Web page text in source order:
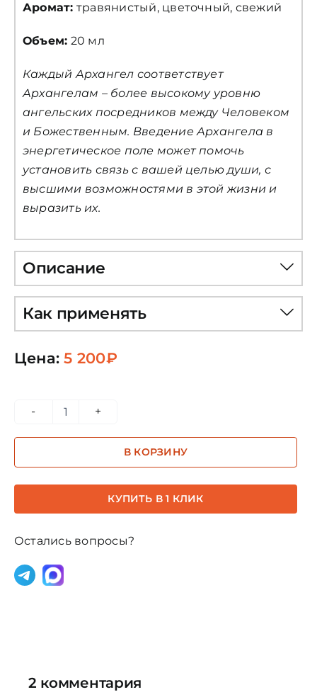
Аромат: травянистый, цветочный, свежий
Объем: 20 мл
Каждый Архангел соответствует
Архангелам – более высокому уровню
ангельских посредников между Человеком
и Божественным. Введение Архангела в
энергетическое поле может помочь
установить связь с вашей целью души, с
высшими возможностями в этой жизни и
выразить их.
Описание
Как применять
Цена:5 200₽
Количество
товара
АрхангелоидВ КОРЗИНУ
КУПИТЬ В 1 КЛИК
Остались вопросы?
2 комментария